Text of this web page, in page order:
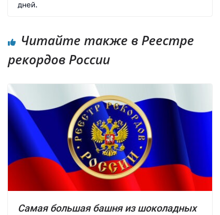
дней.
Читайте также в Реестре
рекордов России
Самая большая башня из шоколадных